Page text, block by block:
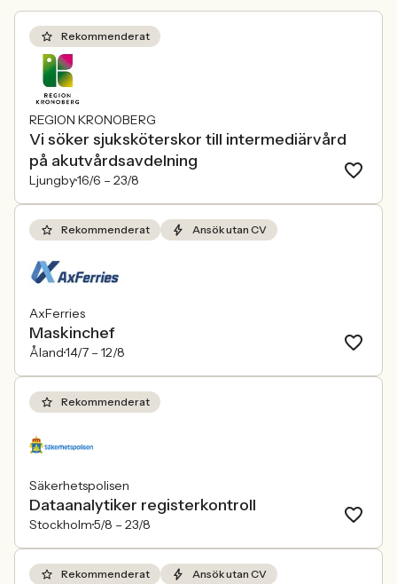
Rekommenderat
REGION KRONOBERG
Vi söker sjuksköterskor till intermediärvård
på akutvårdsavdelning
Ljungby16/6 – 23/8
Rekommenderat Ansök utan CV
AxFerries
Maskinchef
Åland14/7 – 12/8
Rekommenderat
Säkerhetspolisen
Dataanalytiker registerkontroll
Stockholm5/8 – 23/8
Rekommenderat Ansök utan CV